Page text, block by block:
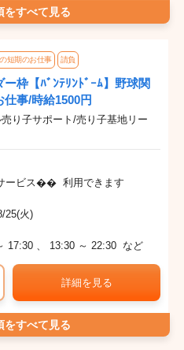
をすべて見る
短期のお仕事 請負
ー枠【ﾊﾞﾝﾃﾘﾝﾄﾞｰﾑ】野球関
仕事/時給1500円
り子サポート/売り子基地リー
ービス�� 利用できます
25(火)
17:30 、 13:30 ～ 22:30 など
詳細を見る
をすべて見る